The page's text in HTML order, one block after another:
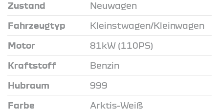
Zustand Neuwagen
Fahrzeugtyp Kleinstwagen/Kleinwagen
Motor 81kW (110PS)
Kraftstoff Benzin
Hubraum 999
Farbe Arktis-Weiß